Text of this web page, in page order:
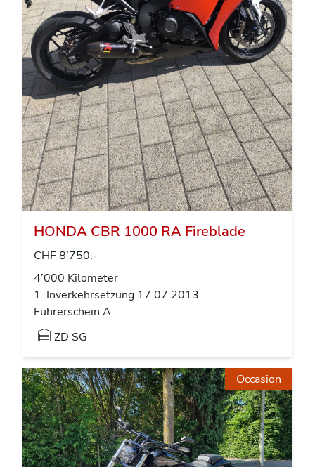
HONDA CBR 1000 RA Fireblade
CHF 8’750.-
4’000 Kilometer
1. Inverkehrsetzung 17.07.2013
Führerschein A
ZD SG
Occasion